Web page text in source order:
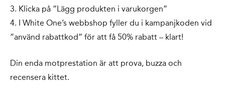
3. Klicka på ”Lägg produkten i varukorgen”
4. I White One’s webbshop fyller du i kampanjkoden vid
”använd rabattkod” för att få 50% rabatt – klart!
Din enda motprestation är att prova, buzza och
recensera kittet.